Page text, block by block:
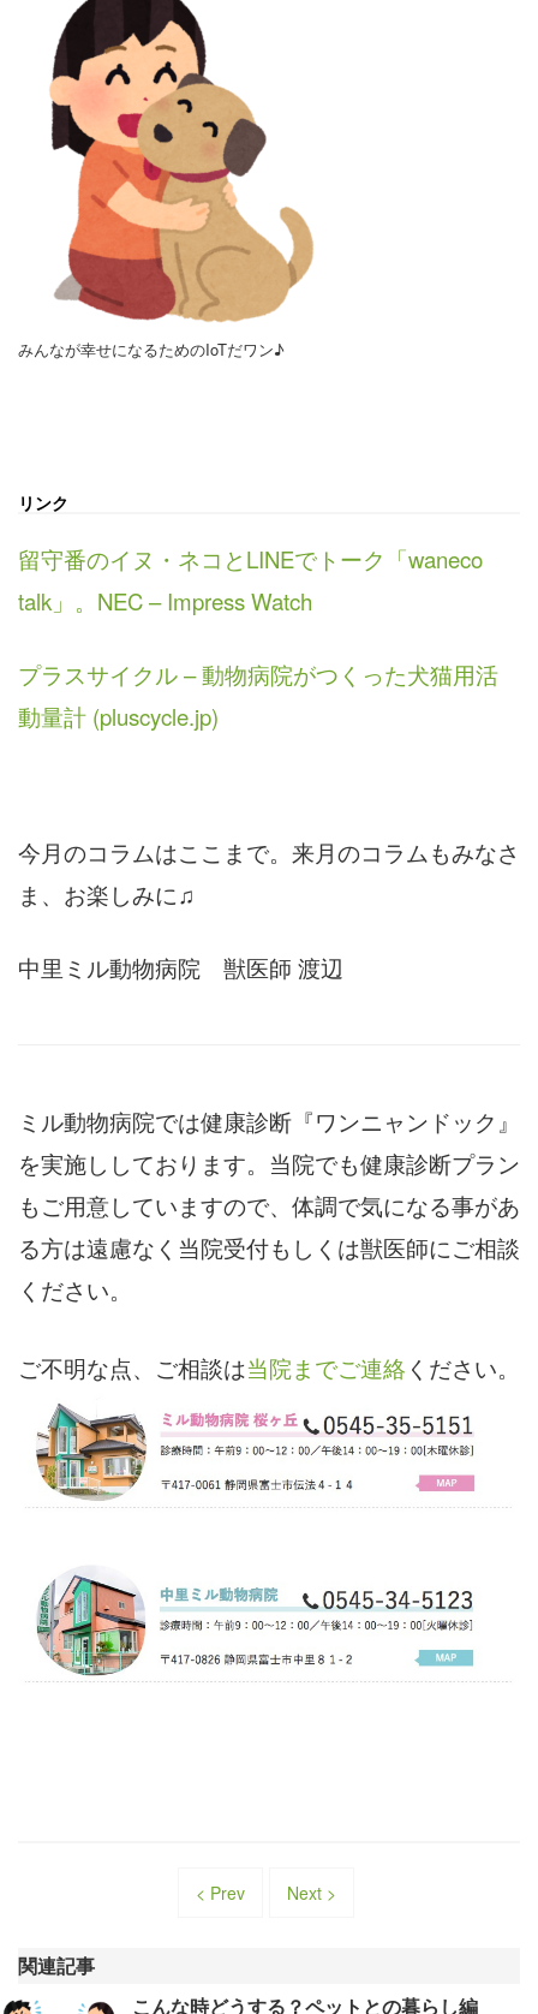
みんなが幸せになるためのIoTだワン♪
リンク
留守番のイヌ・ネコとLINEでトーク「waneco
talk」。NEC – Impress Watch
プラスサイクル – 動物病院がつくった犬猫用活
動量計 (pluscycle.jp)
今月のコラムはここまで。来月のコラムもみなさ
ま、お楽しみに♫
中里ミル動物病院 獣医師 渡辺
ミル動物病院では健康診断『ワンニャンドック』
を実施ししております。当院でも健康診断プラン
もご用意していますので、体調で気になる事があ
る方は遠慮なく当院受付もしくは獣医師にご相談
ください。
ご不明な点、ご相談は当院までご連絡 ください。
< Prev Next >
関連記事
こんな時どうする？ペットとの暮らし編